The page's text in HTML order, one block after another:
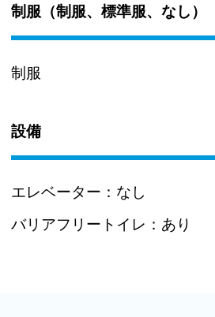
制服（制服、標準服、なし）
制服
設備
エレベーター： なし
バリアフリートイレ： あり